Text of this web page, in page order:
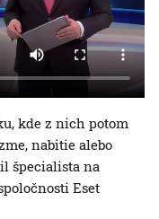
kde z nich potom
nabitie alebo
špecialista na
Eset